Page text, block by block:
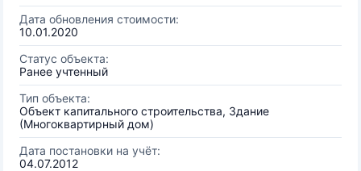
Дата обновления стоимости:
10.01.2020
Статус объекта:
Ранее учтенный
Тип объекта:
Объект капитального строительства, Здание
(Многоквартирный дом)
Дата постановки на учёт:
04.07.2012